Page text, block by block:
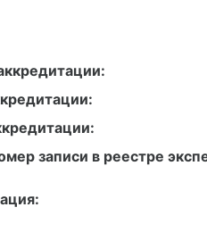
записи в реестре